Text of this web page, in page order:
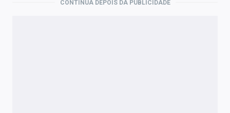
CONTINUA DEPOIS DA PUBLICIDADE